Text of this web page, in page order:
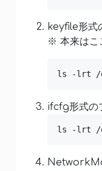
keyfile形式
※ 本来はこ
ls -lrt /
ifcfg形式の
ls -lrt /